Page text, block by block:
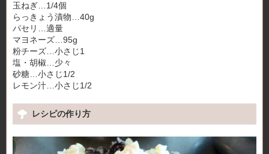
玉ねぎ…1/4個
らっきょう漬物…40g
パセリ…適量
マヨネーズ…95g
粉チーズ…小さじ1
塩・胡椒…少々
砂糖…小さじ1/2
レモン汁…小さじ1/2
レシピの作り方